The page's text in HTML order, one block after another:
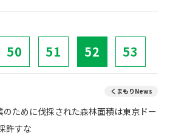
50 51 52 53
くまもりNews
ために伐採された森林面積は東京ドー
許すな